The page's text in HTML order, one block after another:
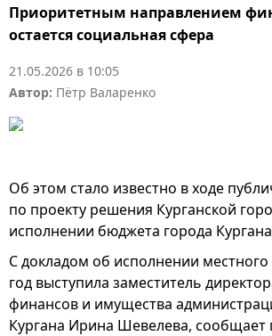
Приоритетным направлением
остается социальная сфера
21.05.2026 в 10:05
Автор: Пётр Валаренко
Об этом стало известно в ходе
по проекту решения Курганской
исполнении бюджета города Кургана
С докладом об исполнении
год выступила заместитель
финансов и имущества
Кургана Ирина Шевелева, сообщает